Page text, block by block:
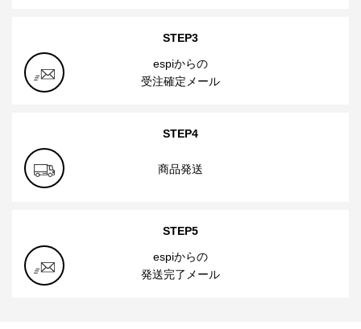
STEP3
espiからの
受注確定メール
STEP4
商品発送
STEP5
espiからの
発送完了メール